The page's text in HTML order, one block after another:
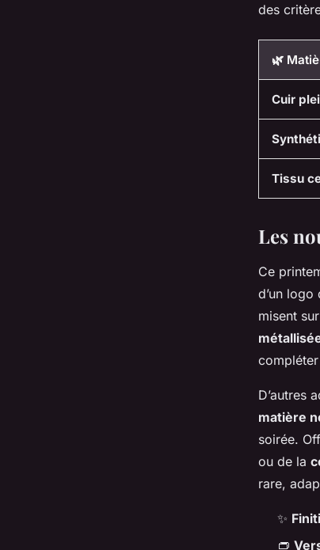
des
🌿
Cuir
Tissu
Les
Ce
d’un logo
misent
D’autres
matière
soirée.
ou de la
rare,
✨
👝